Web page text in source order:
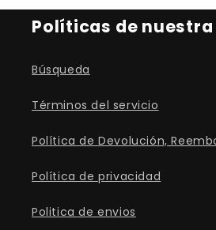
Políticas de
Búsqueda
Términos del servicio
Política de Devolución,
Política de privacidad
Politica de envios